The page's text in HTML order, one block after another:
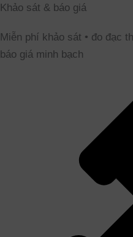
Khảo sát & báo giá
Miễn phí khảo sát • đo đạc
báo giá minh bạch